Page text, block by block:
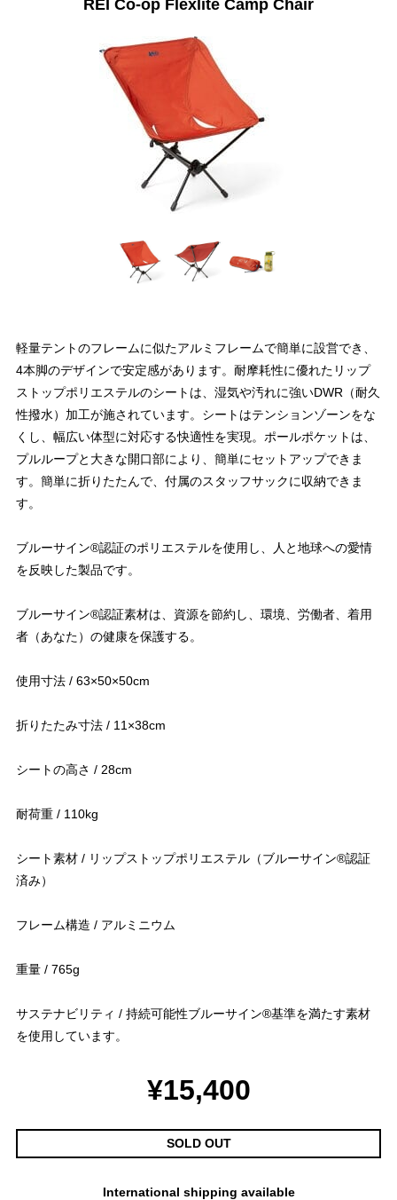
REI Co-op Flexlite Camp Chair
軽量テントのフレームに似たアルミフレームで簡単に設営でき、
4本脚のデザインで安定感があります。耐摩耗性に優れたリップ
ストップポリエステルのシートは、湿気や汚れに強いDWR（耐久
性撥水）加工が施されています。シートはテンションゾーンをな
くし、幅広い体型に対応する快適性を実現。ポールポケットは、
プルループと大きな開口部により、簡単にセットアップできま
す。簡単に折りたたんで、付属のスタッフサックに収納できま
す。
ブルーサイン®認証のポリエステルを使用し、人と地球への愛情
を反映した製品です。
ブルーサイン®認証素材は、資源を節約し、環境、労働者、着用
者（あなた）の健康を保護する。
使用寸法 / 63×50×50cm
折りたたみ寸法 / 11×38cm
シートの高さ / 28cm
耐荷重 / 110kg
シート素材 / リップストップポリエステル（ブルーサイン®認証
済み）
フレーム構造 / アルミニウム
重量 / 765g
サステナビリティ / 持続可能性ブルーサイン®基準を満たす素材
を使用しています。
¥15,400
SOLD OUT
International shipping available